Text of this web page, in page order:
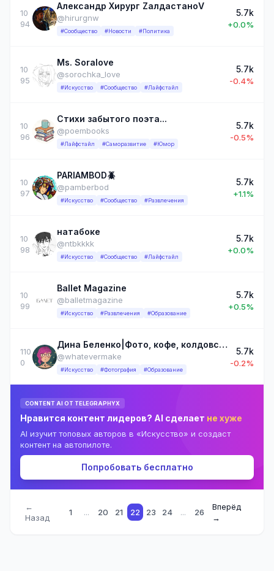
10
94
Александр Хирург ZалдастаноV
@hirurgnw
#Сообщество #Новости #Политика
5.7k
+0.0%
10
95
Ms. Soralove
@sorochka_love
#Искусство #Сообщество #Лайфстайл
5.7k
-0.4%
10
96
Стихи забытого поэта...
@poembooks
#Лайфстайл #Саморазвитие #Юмор
5.7k
-0.5%
10
97
PARIAMBOD🪲
@pamberbod
#Искусство #Сообщество #Развлечения
5.7k
+1.1%
10
98
натабоке
@ntbkkkk
#Искусство #Сообщество #Лайфстайл
5.7k
+0.0%
10
99
Ballet Magazine
@balletmagazine
#Искусство #Развлечения #Образование
5.7k
+0.5%
110
0
Дина Беленко|Фото, кофе, колдовство
@whatevermake
#Искусство #Фотография #Образование
5.7k
-0.2%
CONTENT AI ОТ TELEGRAPHYX
Нравится контент лидеров? AI сделает не хуже
AI изучит топовых авторов в «Искусство» и создаст
контент на автопилоте.
Попробовать бесплатно
←
Назад
1 ... 20 21 22 23 24 ... 26
Вперёд
→